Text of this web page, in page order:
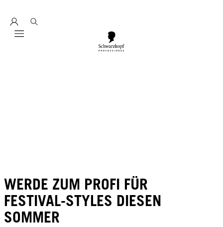
Mobile navigation
WERDE ZUM PROFI FÜR
FESTIVAL-STYLES DIESEN
SOMMER